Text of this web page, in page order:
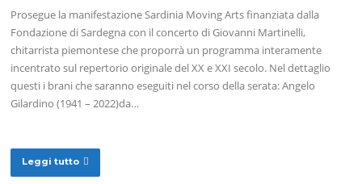
Prosegue la manifestazione Sardinia Moving Arts finanziata dalla
Fondazione di Sardegna con il concerto di Giovanni Martinelli,
chitarrista piemontese che proporrà un programma interamente
incentrato sul repertorio originale del XX e XXI secolo. Nel dettaglio
questi i brani che saranno eseguiti nel corso della serata: Angelo
Gilardino (1941 – 2022)da…
Leggi tutto